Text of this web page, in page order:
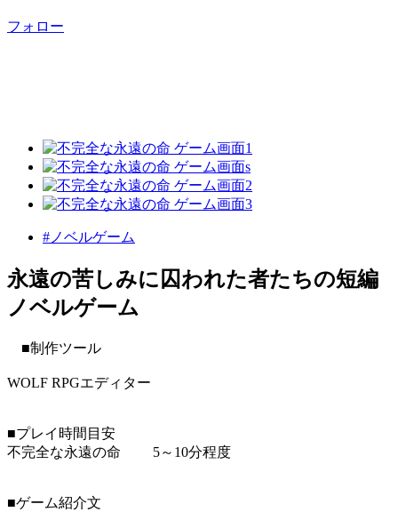
フォロー
#ノベルゲーム
永遠の苦しみに囚われた者たちの短編
ノベルゲーム
■制作ツール
WOLF RPGエディター
■プレイ時間目安
不完全な永遠の命 5～10分程度
■ゲーム紹介文